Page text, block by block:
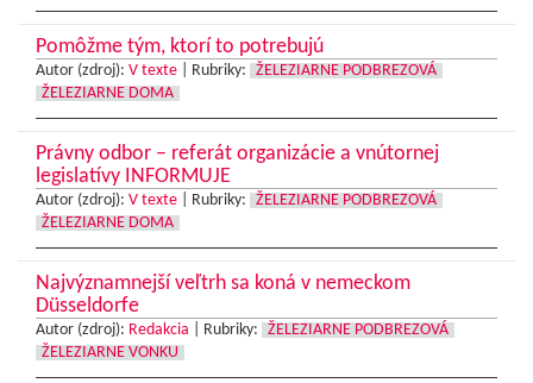
Pomôžme tým, ktorí to potrebujú
Autor (zdroj): V texte Rubriky:
ŽELEZIARNE PODBREZOVÁ
ŽELEZIARNE DOMA
Právny odbor – referát organizácie a vnútornej
legislatívy INFORMUJE
Autor (zdroj): V texte Rubriky:
ŽELEZIARNE PODBREZOVÁ
ŽELEZIARNE DOMA
Najvýznamnejší veľtrh sa koná v nemeckom
Düsseldorfe
Autor (zdroj): Redakcia Rubriky:
ŽELEZIARNE PODBREZOVÁ
ŽELEZIARNE VONKU